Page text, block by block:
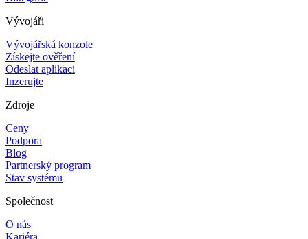
Vývojáři
Vývojářská konzole
Získejte ověření
Odeslat aplikaci
Inzerujte
Zdroje
Ceny
Podpora
Blog
Partnerský program
Stav systému
Společnost
O nás
Kariéra